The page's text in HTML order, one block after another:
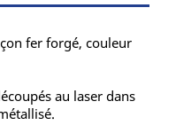
fer forgé, couleur
au laser dans